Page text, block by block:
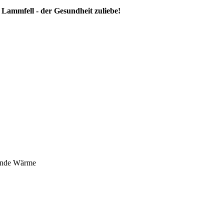
Lammfell - der Gesundheit zuliebe!
Wärme